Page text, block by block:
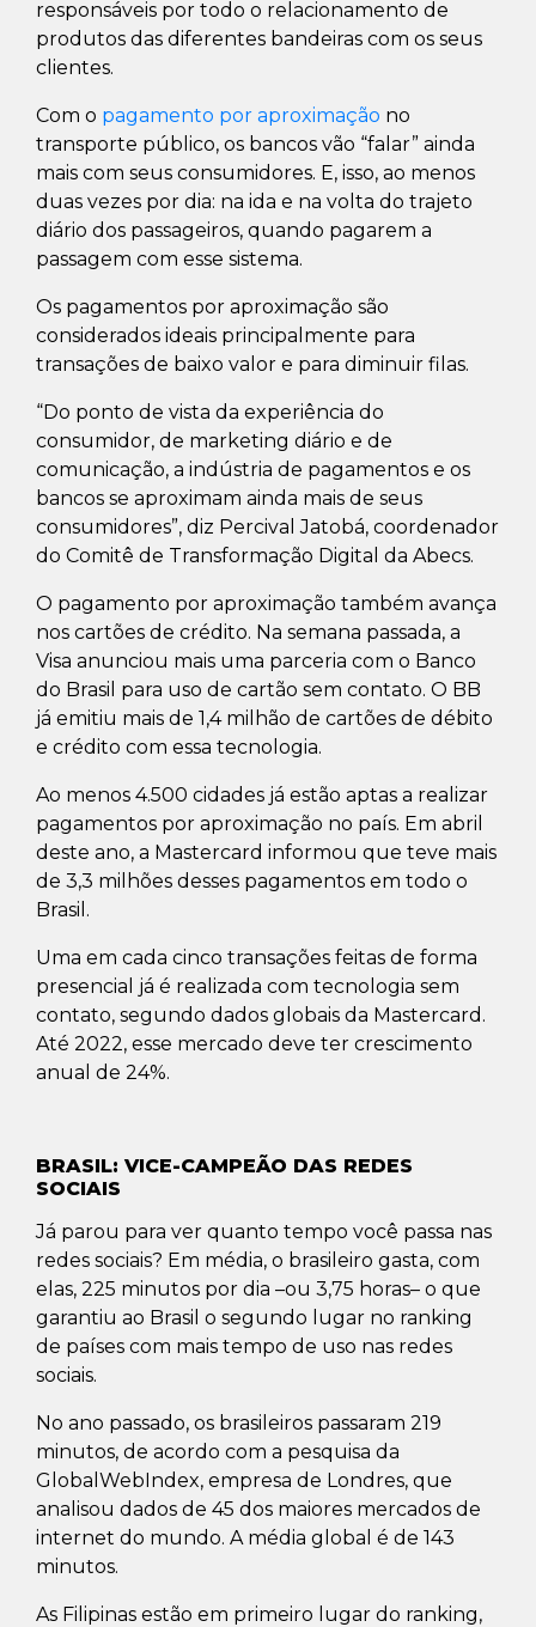
responsáveis por todo o relacionamento de
produtos das diferentes bandeiras com os seus
clientes.
Com o pagamento por aproximação no
transporte público, os bancos vão “falar” ainda
mais com seus consumidores. E, isso, ao menos
duas vezes por dia: na ida e na volta do trajeto
diário dos passageiros, quando pagarem a
passagem com esse sistema.
Os pagamentos por aproximação são
considerados ideais principalmente para
transações de baixo valor e para diminuir filas.
“Do ponto de vista da experiência do
consumidor, de marketing diário e de
comunicação, a indústria de pagamentos e os
bancos se aproximam ainda mais de seus
consumidores”, diz Percival Jatobá, coordenador
do Comitê de Transformação Digital da Abecs.
O pagamento por aproximação também avança
nos cartões de crédito. Na semana passada, a
Visa anunciou mais uma parceria com o Banco
do Brasil para uso de cartão sem contato. O BB
já emitiu mais de 1,4 milhão de cartões de débito
e crédito com essa tecnologia.
Ao menos 4.500 cidades já estão aptas a realizar
pagamentos por aproximação no país. Em abril
deste ano, a Mastercard informou que teve mais
de 3,3 milhões desses pagamentos em todo o
Brasil.
Uma em cada cinco transações feitas de forma
presencial já é realizada com tecnologia sem
contato, segundo dados globais da Mastercard.
Até 2022, esse mercado deve ter crescimento
anual de 24%.
BRASIL: VICE-CAMPEÃO DAS REDES
SOCIAIS
Já parou para ver quanto tempo você passa nas
redes sociais? Em média, o brasileiro gasta, com
elas, 225 minutos por dia –ou 3,75 horas– o que
garantiu ao Brasil o segundo lugar no ranking
de países com mais tempo de uso nas redes
sociais.
No ano passado, os brasileiros passaram 219
minutos, de acordo com a pesquisa da
GlobalWebIndex, empresa de Londres, que
analisou dados de 45 dos maiores mercados de
internet do mundo. A média global é de 143
minutos.
As Filipinas estão em primeiro lugar do ranking,